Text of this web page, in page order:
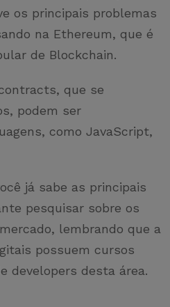
os principais problemas
na Ethereum, que é
de Blockchain.
que se
podem ser
como JavaScript,
já sabe as principais
pesquisar sobre os
lembrando que a
possuem cursos
developers desta área.